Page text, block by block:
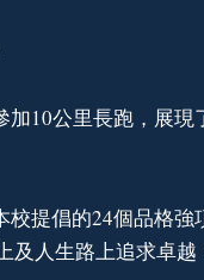
10公里長跑，展現
提倡的24個品格強
人生路上追求卓越